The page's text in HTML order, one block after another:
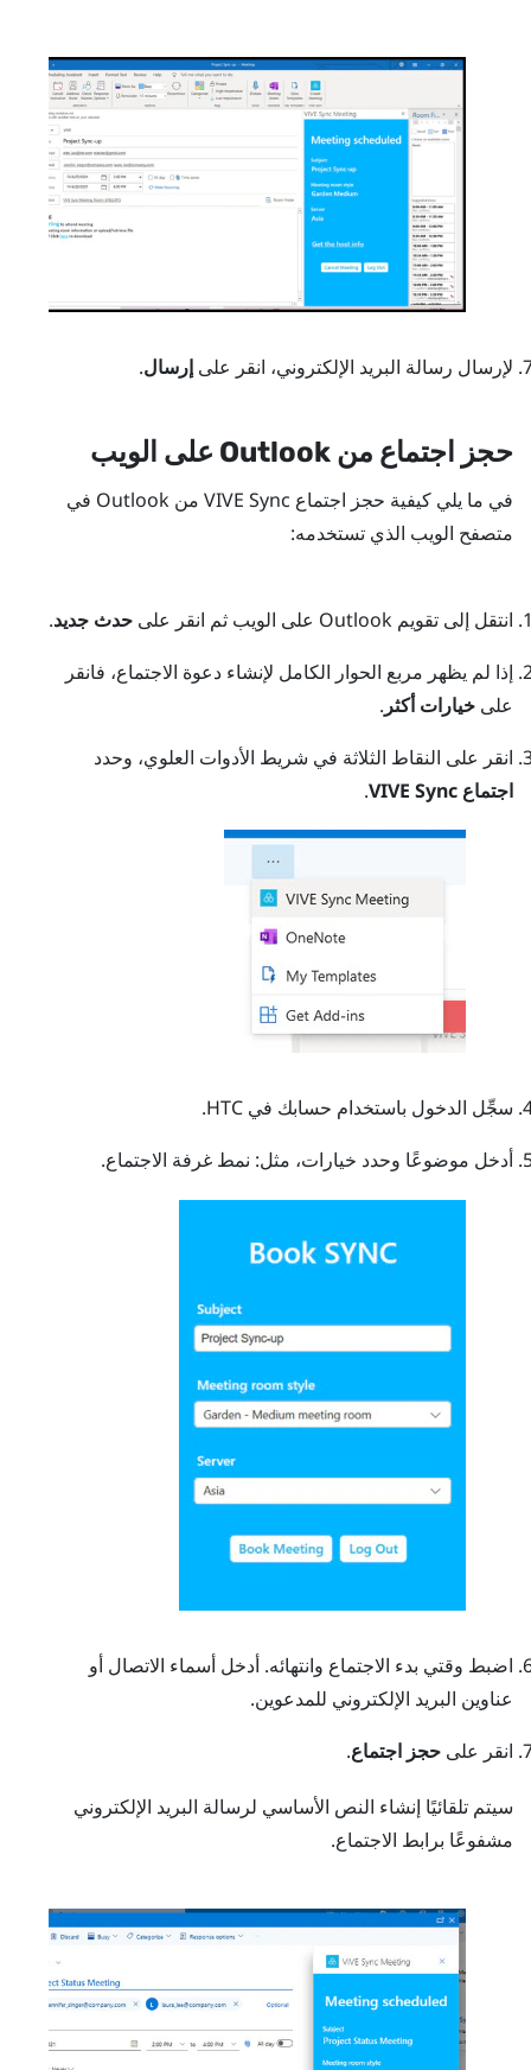
لإرسال رسالة البريد الإلكتروني، انقر على إرسال.
حجز اجتماع من Outlook على الويب
في ما يلي كيفية حجز اجتماع VIVE Sync من Outlook في
متصفح الويب الذي تستخدمه:
انتقل إلى تقويم Outlook على الويب ثم انقر على حدث جديد.
إذا لم يظهر مربع الحوار الكامل لإنشاء دعوة الاجتماع، فانقر
على خيارات أكثر .
انقر على النقاط الثلاثة في شريط الأدوات العلوي، وحدد
اجتماع VIVE Sync
.
سجِّل الدخول باستخدام حسابك في HTC.
أدخل موضوعًا وحدد خيارات، مثل: نمط غرفة الاجتماع.
اضبط وقتي بدء الاجتماع وانتهائه. أدخل أسماء الاتصال أو
عناوين البريد الإلكتروني للمدعوين.
انقر على حجز اجتماع.
سيتم تلقائيًا إنشاء النص الأساسي لرسالة البريد الإلكتروني
مشفوعًا برابط الاجتماع.